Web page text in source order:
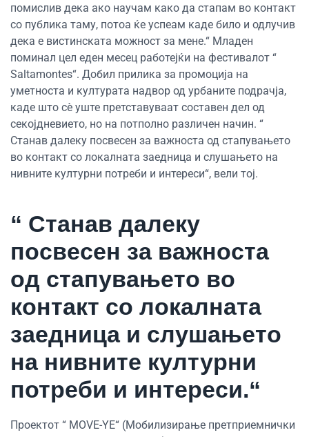
помислив дека ако научам како да стапам во контакт
со публика таму, потоа ќе успеам каде било и одлучив
дека е вистинската можност за мене.“ Младен
поминал цел еден месец работејќи на фестивалот “
Saltamontes“. Добил прилика за промоција на
уметноста и културата надвор од урбаните подрачја,
каде што сè уште претставуваат составен дел од
секојдневието, но на потполно различен начин. “
Станав далеку посвесен за важноста од стапувањето
во контакт со локалната заедница и слушањето на
нивните културни потреби и интереси“, вели тој.
“ Станав далеку
посвесен за важноста
од стапувањето во
контакт со локалната
заедница и слушањето
на нивните културни
потреби и интереси.“
Проектот “ MOVE-YE“ (Мобилизирање претприемнички